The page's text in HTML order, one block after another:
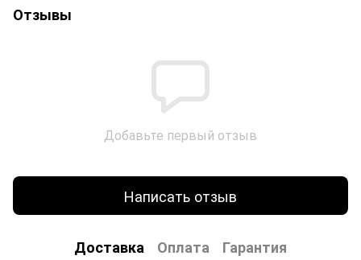
Отзывы
Добавьте первый отзыв
Написать отзыв
Доставка Оплата Гарантия